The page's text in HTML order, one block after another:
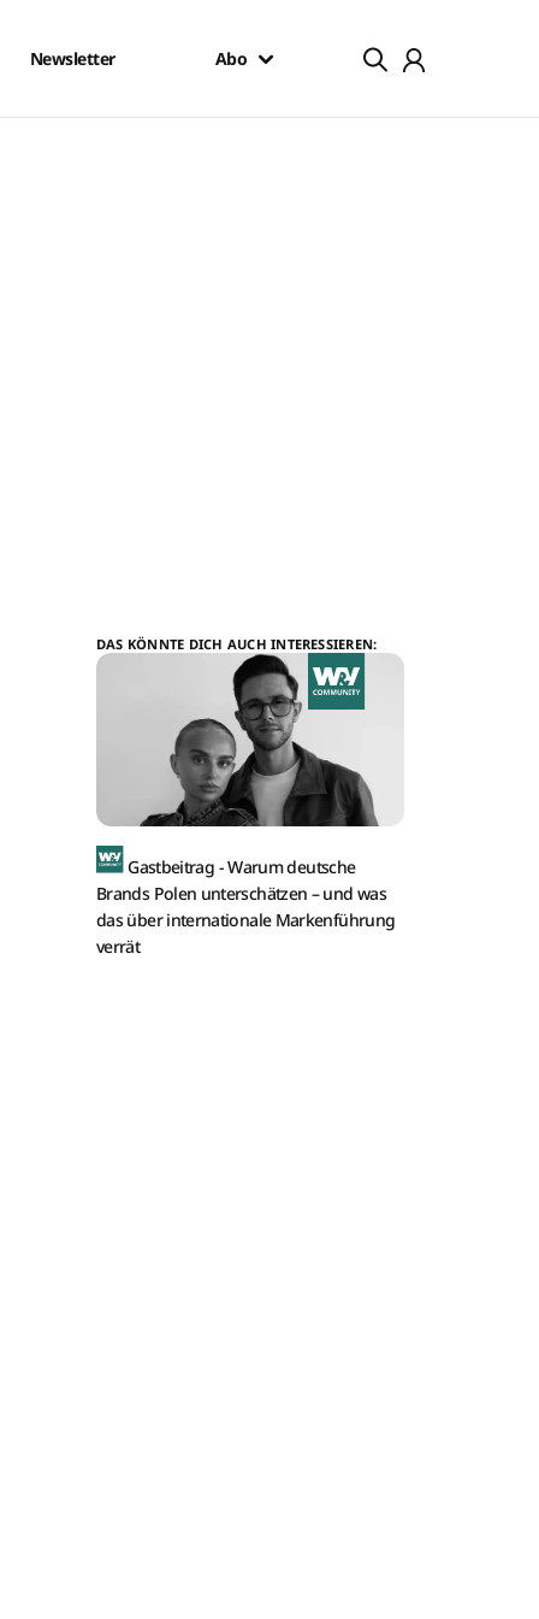
Newsletter Abo
DAS KÖNNTE DICH AUCH INTERESSIEREN:
Gastbeitrag -Warum deutsche
Brands Polen unterschätzen – und was
das über internationale Markenführung
verrät